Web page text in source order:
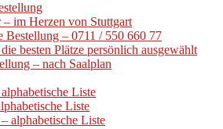
– im Herzen von Stuttgart
Bestellung – 0711 / 550 660 77
besten Plätze persönlich ausgewählt
– nach Saalplan
Liste
Liste
alphabetische Liste